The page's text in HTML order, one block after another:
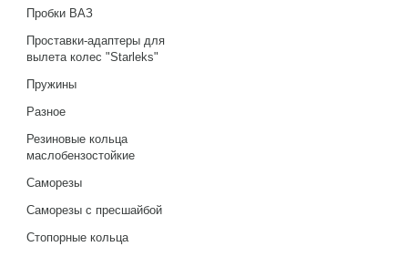
Пробки ВАЗ
Проставки-адаптеры для
вылета колес "Starleks"
Пружины
Разное
Резиновые кольца
маслобензостойкие
Саморезы
Саморезы с пресшайбой
Стопорные кольца